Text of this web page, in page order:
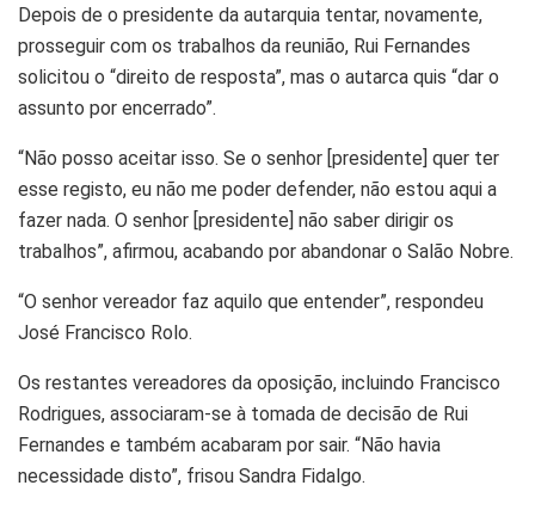
Depois de o presidente da autarquia tentar, novamente,
prosseguir com os trabalhos da reunião, Rui Fernandes
solicitou o “direito de resposta”, mas o autarca quis “dar o
assunto por encerrado”.
“Não posso aceitar isso. Se o senhor [presidente] quer ter
esse registo, eu não me poder defender, não estou aqui a
fazer nada. O senhor [presidente] não saber dirigir os
trabalhos”, afirmou, acabando por abandonar o Salão Nobre.
“O senhor vereador faz aquilo que entender”, respondeu
José Francisco Rolo.
Os restantes vereadores da oposição, incluindo Francisco
Rodrigues, associaram-se à tomada de decisão de Rui
Fernandes e também acabaram por sair. “Não havia
necessidade disto”, frisou Sandra Fidalgo.